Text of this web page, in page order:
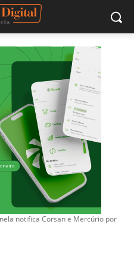
notifica Corsan e Mercúrio por